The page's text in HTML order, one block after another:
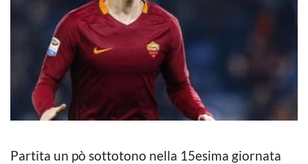
Partita un pò sottotono nella 15esima giornata